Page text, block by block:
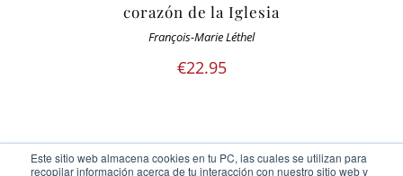
Este sitio web almacena cookies en tu PC, las cuales se utilizan para
recopilar información acerca de tu interacción con nuestro sitio web y
corazón de la Iglesia
François-Marie Léthel
€22.95